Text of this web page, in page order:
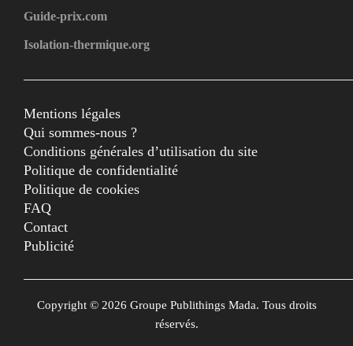
Guide-prix.com
Isolation-thermique.org
Mentions légales
Qui sommes-nous ?
Conditions générales d’utilisation du site
Politique de confidentialité
Politique de cookies
FAQ
Contact
Publicité
Copyright © 2026 Groupe Publithings Mada. Tous droits
réservés.